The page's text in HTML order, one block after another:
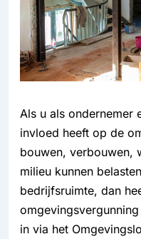
Als u als ondernemer
invloed heeft op de
bouwen, verbouwen,
milieu kunnen
bedrijfsruimte, dan
in via het